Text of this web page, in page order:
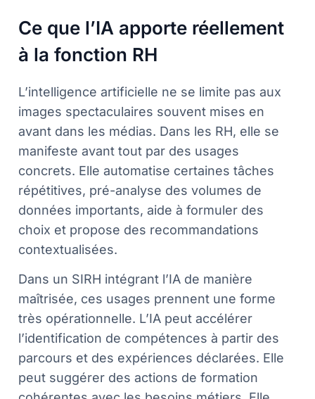
Ce que l’IA apporte réellement
à la fonction RH
L’intelligence artificielle ne se limite pas aux
images spectaculaires souvent mises en
avant dans les médias. Dans les RH, elle se
manifeste avant tout par des usages
concrets. Elle automatise certaines tâches
répétitives, pré-analyse des volumes de
données importants, aide à formuler des
choix et propose des recommandations
contextualisées.
Dans un SIRH intégrant l’IA de manière
maîtrisée, ces usages prennent une forme
très opérationnelle. L’IA peut accélérer
l’identification de compétences à partir des
parcours et des expériences déclarées. Elle
peut suggérer des actions de formation